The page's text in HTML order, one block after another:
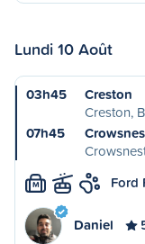
Lundi 10 Août
03h45
Creston
Creston,
07h45
M Ford
Daniel